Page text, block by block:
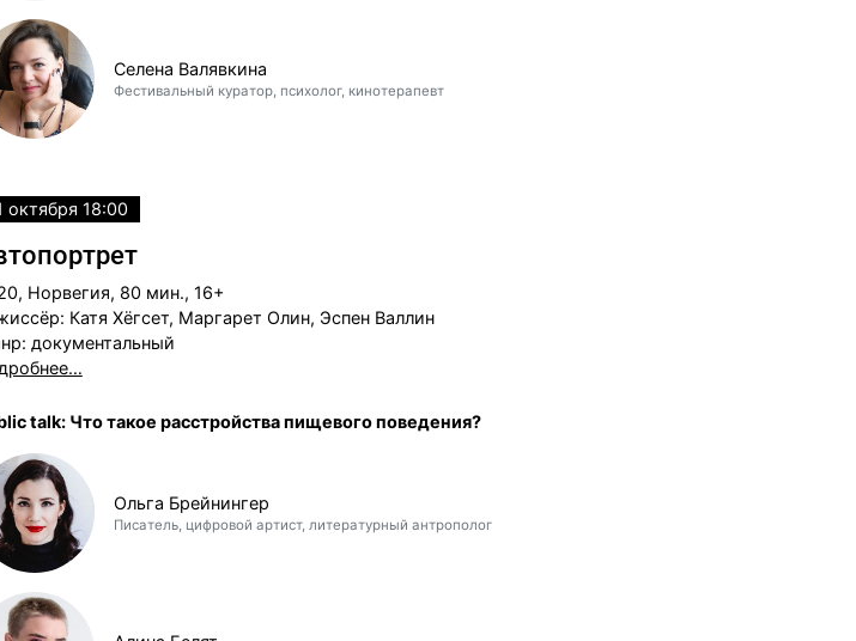
Селена Валявкина
Фестивальный куратор, психолог, кинотерапевт
октября 18:00
Норвегия, 80 мин., 16+
Катя Хёгсет, Маргарет Олин, Эспен Валлин
документальный
talk: Что такое расстройства пищевого поведения?
Ольга Брейнингер
Писатель, цифровой артист, литературный антрополог